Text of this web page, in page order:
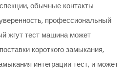
обычные контакты
профессиональный
жгут тест машина может
короткого замыкания,
интеграции тест, и может